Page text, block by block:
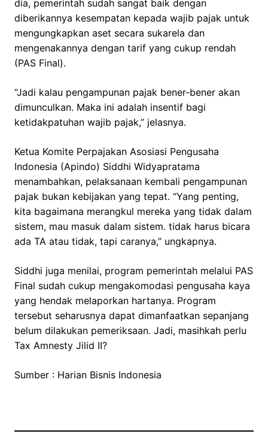
dia, pemerintah sudah sangat baik dengan
diberikannya kesempatan kepada wajib pajak untuk
mengungkapkan aset secara sukarela dan
mengenakannya dengan tarif yang cukup rendah
(PAS Final).
“Jadi kalau pengampunan pajak bener-bener akan
dimunculkan. Maka ini adalah insentif bagi
ketidakpatuhan wajib pajak,” jelasnya.
Ketua Komite Perpajakan Asosiasi Pengusaha
Indonesia (Apindo) Siddhi Widyapratama
menambahkan, pelaksanaan kembali pengampunan
pajak bukan kebijakan yang tepat. “Yang penting,
kita bagaimana merangkul mereka yang tidak dalam
sistem, mau masuk dalam sistem. tidak harus bicara
ada TA atau tidak, tapi caranya,” ungkapnya.
Siddhi juga menilai, program pemerintah melalui PAS
Final sudah cukup mengakomodasi pengusaha kaya
yang hendak melaporkan hartanya. Program
tersebut seharusnya dapat dimanfaatkan sepanjang
belum dilakukan pemeriksaan. Jadi, masihkah perlu
Tax Amnesty Jilid II?
Sumber : Harian Bisnis Indonesia